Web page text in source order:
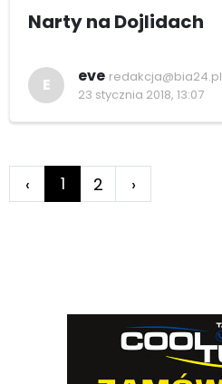
Narty na Dojlidach
E eve redakcja@bia24.pl
23 stycznia 2018, 13:07
‹ 1 2 ›